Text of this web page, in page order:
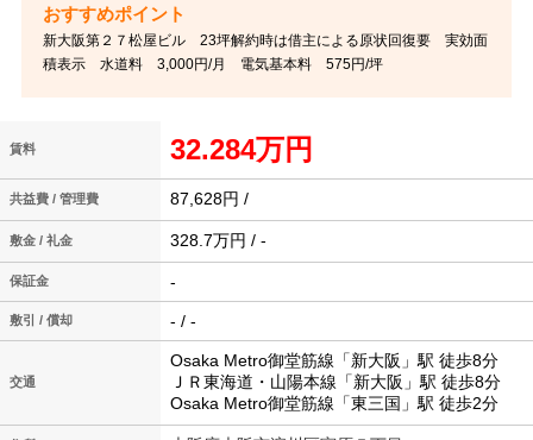
新大阪第２７松屋ビル 23坪解約時は借主による原状回復要 実効面
積表示 水道料 3,000円/月 電気基本料 575円/坪
賃料 32.284万円
共益費 / 管理費 87,628円 /
敷金 / 礼金 328.7万円 / -
保証金 -
敷引 / 償却 - / -
交通
Osaka Metro御堂筋線「新大阪」駅 徒歩8分
ＪＲ東海道・山陽本線「新大阪」駅 徒歩8分
Osaka Metro御堂筋線「東三国」駅 徒歩2分